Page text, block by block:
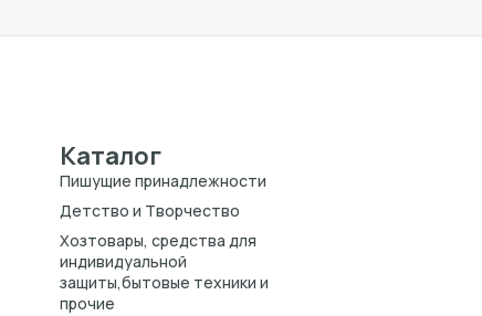
Каталог
Пишущие принадлежности
Детство и Творчество
Хозтовары, средства для
индивидуальной
защиты,бытовые техники и
прочие